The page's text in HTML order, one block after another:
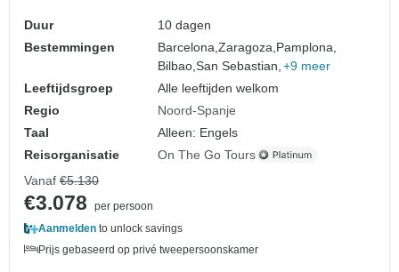
Duur
10 dagen
Bestemmingen
Barcelona,Zaragoza, Pamplona,
Bilbao,San Sebastian, +9 meer
Leeftijdsgroep
Alle leeftijden welkom
Regio
Noord-Spanje
Taal
Alleen: Engels
Reisorganisatie
On The Go Tours
Vanaf €5.130
€3.078
per persoon
Aanmelden to unlock savings
Prijs gebaseerd op privé tweepersoonskamer